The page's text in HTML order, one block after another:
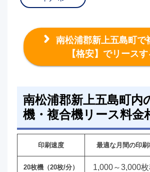
南松浦郡新上五島町で
【格安】でリースす
南松浦郡新上五島町内
機・複合機リース料金
印刷速度 最適な月間の印刷
20枚機（20枚/分） 1,000～3,000